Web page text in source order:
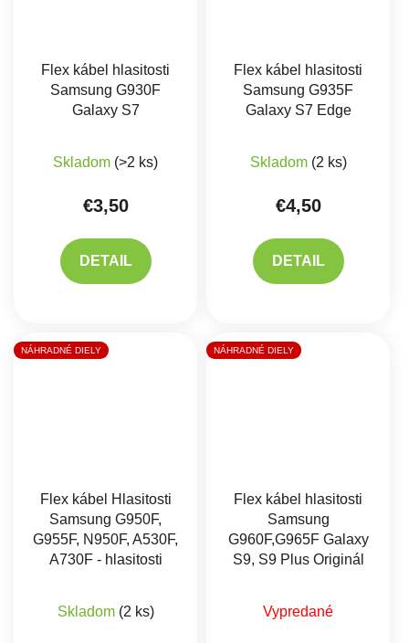
Flex kábel hlasitosti
Samsung G930F
Galaxy S7
Skladom (>2 ks)
€3,50
DETAIL
Flex kábel hlasitosti
Samsung G935F
Galaxy S7 Edge
Skladom (2 ks)
€4,50
DETAIL
NÁHRADNÉ DIELY
Flex kábel Hlasitosti
Samsung G950F,
G955F, N950F, A530F,
A730F - hlasitosti
Skladom (2 ks)
NÁHRADNÉ DIELY
Flex kábel hlasitosti
Samsung
G960F,G965F Galaxy
S9, S9 Plus Originál
Vypredané